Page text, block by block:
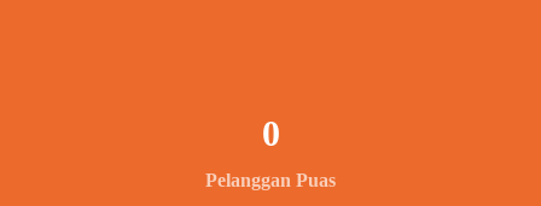
Pelanggan Puas
0